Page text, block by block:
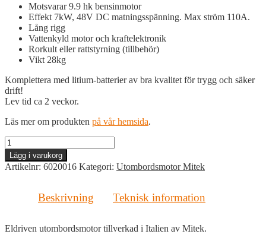
Motsvarar 9.9 hk bensinmotor
Effekt 7kW, 48V DC matningsspänning. Max ström 110A.
Lång rigg
Vattenkyld motor och kraftelektronik
Rorkult eller rattstyrning (tillbehör)
Vikt 28kg
Komplettera med litium-batterier av bra kvalitet för trygg och säker
drift!
Lev tid ca 2 veckor.
Läs mer om produkten på vår hemsida.
Mitek
utombordsmotor
9,9HK
lång
Lägg i varukorg
Artikelnr: 6020016 Kategori: Utombordsmotor Mitek
Beskrivning Teknisk information
Eldriven utombordsmotor tillverkad i Italien av Mitek.